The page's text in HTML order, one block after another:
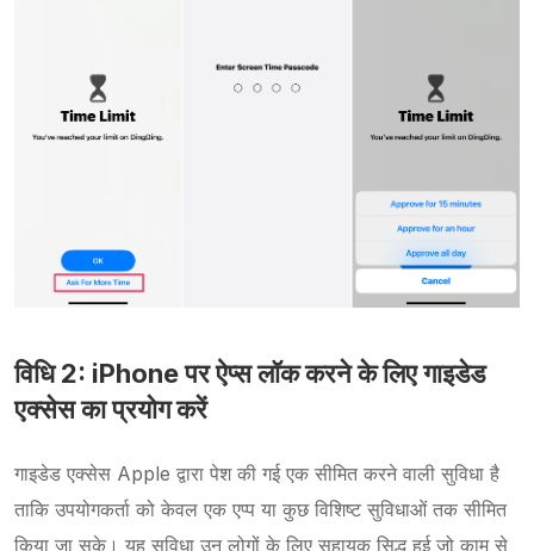
विधि 2: iPhone पर ऐप्स लॉक करने के लिए गाइडेड
एक्सेस का प्रयोग करें
गाइडेड एक्सेस Apple द्वारा पेश की गई एक सीमित करने वाली सुविधा है
ताकि उपयोगकर्ता को केवल एक एप्प या कुछ विशिष्ट सुविधाओं तक सीमित
किया जा सके। यह सुविधा उन लोगों के लिए सहायक सिद्ध हुई जो काम से